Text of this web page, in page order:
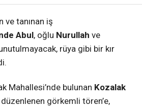
ve tanınan iş
Abul, oğlu Nurullah ve
rüya gibi bir kır
Mahallesi’nde bulunan Kozalak
düzenlenen görkemli tören’e,